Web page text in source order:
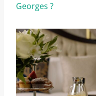
Georges ?